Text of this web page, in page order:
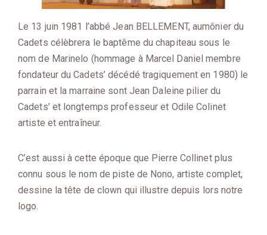
Le 13 juin 1981 l’abbé Jean BELLEMENT, aumônier du
Cadets célèbrera le baptême du chapiteau sous le
nom de Marinelo (hommage à Marcel Daniel membre
fondateur du Cadets’ décédé tragiquement en 1980) le
parrain et la marraine sont Jean Daleine pilier du
Cadets’ et longtemps professeur et Odile Colinet
artiste et entraîneur.
C’est aussi à cette époque que Pierre Collinet plus
connu sous le nom de piste de Nono, artiste complet,
dessine la tête de clown qui illustre depuis lors notre
logo.